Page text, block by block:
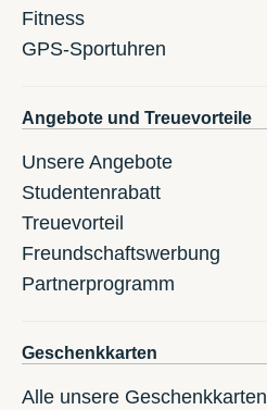
Fitness
GPS-Sportuhren
Angebote und Treuevorteile
Unsere Angebote
Studentenrabatt
Treuevorteil
Freundschaftswerbung
Partnerprogramm
Geschenkkarten
Alle unsere Geschenkkarten